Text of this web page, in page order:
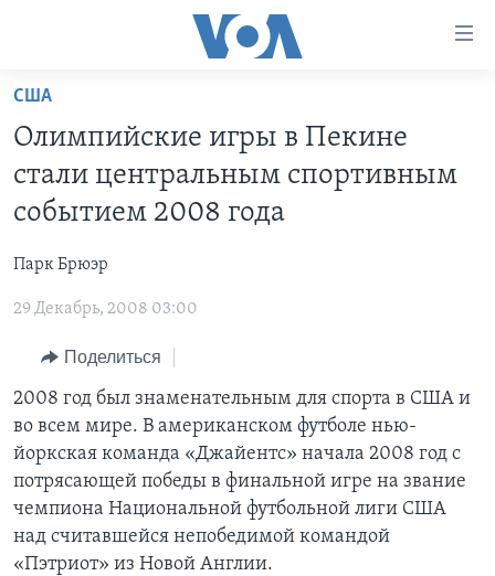
Перейти
основной
контент
Перейти
основной
навигации
Перейти
поиск
АМЕРИКА
ИТОГИ
ПОЧЕМУ ЭТО ВАЖНО?
ДИСКУССИЯ VOA
ДЕТАЛИ
НЬЮ-ЙОРК NEW YORK
АМЕРИКА. БОЛЬШОЕ ПУТЕШЕСТВИЕ
ПРОЕКТЫ
НАША АМЕРИКАНСКАЯ ИСТОРИЯ
А КАК В АМЕРИКЕ?
АРТЕФАКТЫ
АМЕРИКАНСКИЕ ГОРОДКИ
ТЕСТЫ
ИНТЕРВЬЮ
ФАКТЫ ПРОТИВ ФЕЙКОВ
ЗА СВОБОДУ ПРЕССЫ
УЧИМ АНГЛИЙСКИЙ
ВИДЕО
ПОДПИСКА НА НОВОСТИ
Learning English
США
Олимпийские игры в Пекине
стали центральным спортивным
событием 2008 года
Парк Брюэр
29 Декабрь, 2008 03:00
Поделиться
2008 год был знаменательным для спорта в США и
во всем мире. В американском футболе нью-
йоркская команда «Джайентс» начала 2008 год с
потрясающей победы в финальной игре на звание
чемпиона Национальной футбольной лиги США
над считавшейся непобедимой командой
«Пэтриот» из Новой Англии.